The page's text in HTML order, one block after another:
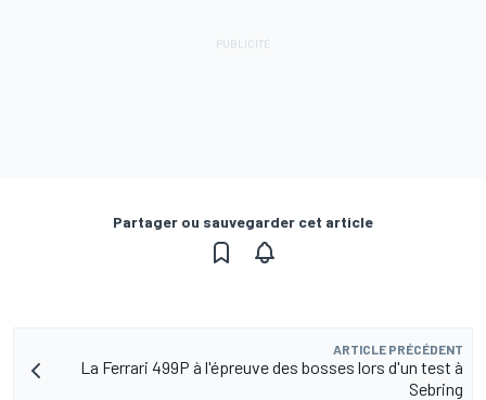
Partager ou sauvegarder cet article
ARTICLE PRÉCÉDENT
La Ferrari 499P à l'épreuve des bosses lors d'un test à
Sebring